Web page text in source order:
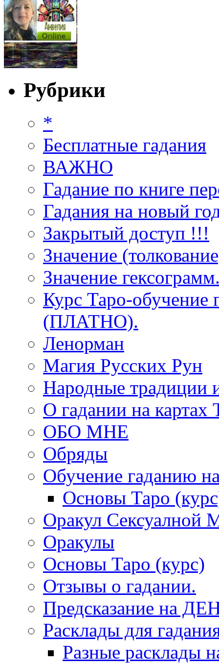
Рубрики
*
Бесплатные гадания
ВАЖНО
Гадание по книге
Гадания на новый
Закрытый доступ !!!
Значение
Значение
Курс Таро-обучение
(ПЛАТНО).
Ленорман
Магия Русских Рун
Народные традиции
О гадании на картах
ОБО МНЕ
Обряды
Обучение гаданию
Основы Таро
Оракул Сексуалной
Оракулы
Основы Таро (курс)
Отзывы о гадании.
Предсказание на
Расклады для
Разные расклады